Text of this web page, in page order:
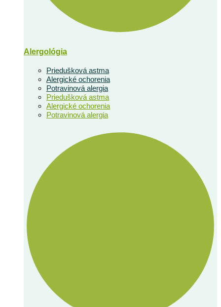
Alergológia
Priedušková astma
Alergické ochorenia
Potravinová alergia
Priedušková astma
Alergické ochorenia
Potravinová alergia